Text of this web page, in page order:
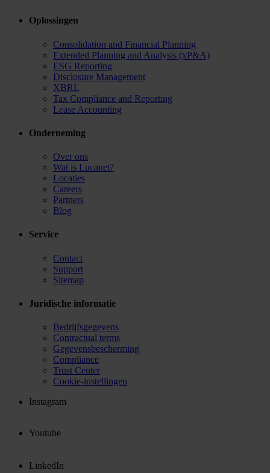
Oplossingen
Consolidation and Financial Planning
Extended Planning and Analysis (xP&A)
ESG Reporting
Disclosure Management
XBRL
Tax Compliance and Reporting
Lease Accounting
Onderneming
Over ons
Wat is Lucanet?
Locaties
Careers
Partners
Blog
Service
Contact
Support
Sitemap
Juridische informatie
Bedrijfsgegevens
Contractual terms
Gegevensbescherming
Compliance
Trust Center
Cookie-instellingen
Instagram
Youtube
LinkedIn